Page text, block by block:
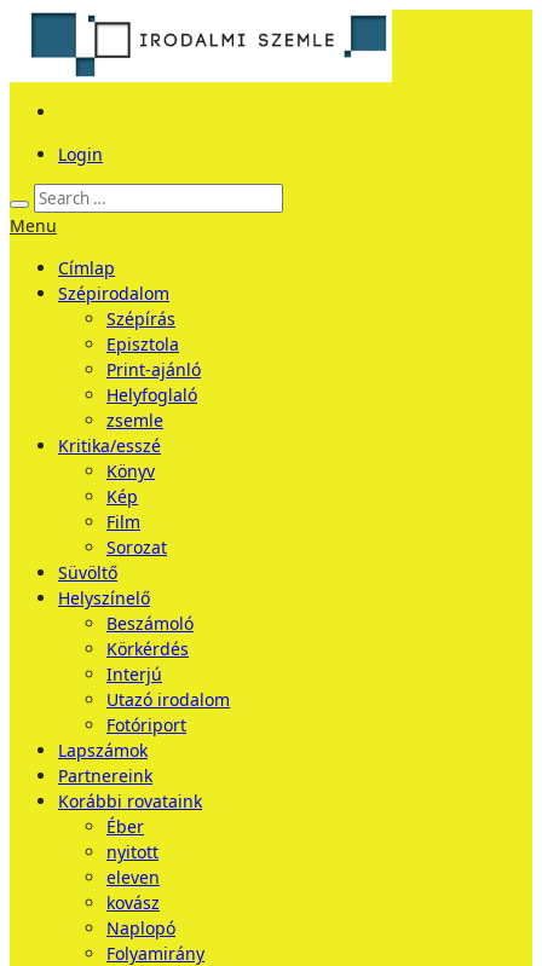
Login
Menu
Címlap
Szépirodalom
Szépírás
Episztola
Print-ajánló
Helyfoglaló
zsemle
Kritika/esszé
Könyv
Kép
Film
Sorozat
Süvöltő
Helyszínelő
Beszámoló
Körkérdés
Interjú
Utazó irodalom
Fotóriport
Lapszámok
Partnereink
Korábbi rovataink
Éber
nyitott
eleven
kovász
Naplopó
Folyamirány